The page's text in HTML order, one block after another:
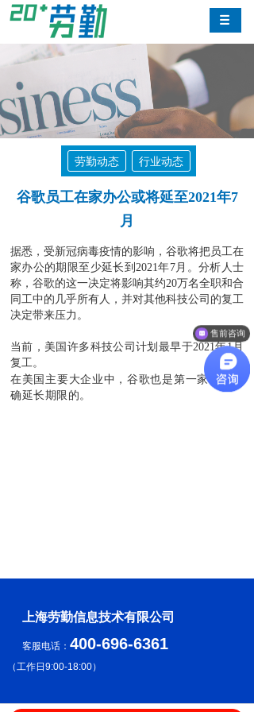
劳勤动态 行业动态
谷歌员工在家办公或将延至2021年7
月
据悉，受新冠病毒疫情的影响，谷歌将把员工在
家办公的期限至少延长到2021年7月。分析人士
称，谷歌的这一决定将影响其约20万名全职和合
同工中的几乎所有人，并对其他科技公司的复工
决定带来压力。
当前，美国许多科技公司计划最早于2021年1月
复工。
在美国主要大企业中，谷歌也是第一家做出明
确延长期限的。
客服电话： 400-696-6361
（工作日9:00-18:00）
上海劳勤信息技术有限公司
售前咨询